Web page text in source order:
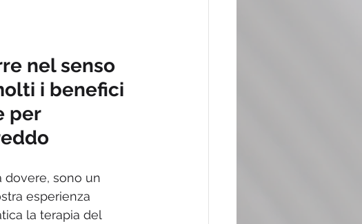
nel senso
i benefici
per
dovere, sono un
esperienza
la terapia del